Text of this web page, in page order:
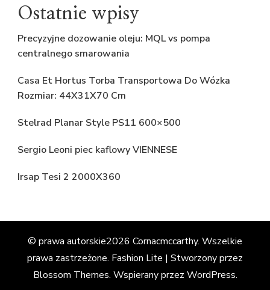
Ostatnie wpisy
Precyzyjne dozowanie oleju: MQL vs pompa
centralnego smarowania
Casa Et Hortus Torba Transportowa Do Wózka
Rozmiar: 44X31X70 Cm
Stelrad Planar Style PS11 600×500
Sergio Leoni piec kaflowy VIENNESE
Irsap Tesi 2 2000X360
© prawa autorskie2026 Cornacmccarthy. Wszelkie
prawa zastrzeżone. Fashion Lite | Stworzony przez
Blossom Themes. Wspierany przez WordPress.